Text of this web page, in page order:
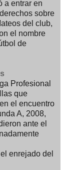
a entrar en
sobre
del club,
el nombre
de
Profesional
que
el encuentro
A, 2008,
ante el
enrejado del